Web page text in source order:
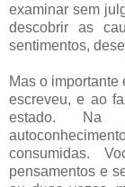
examinar sem
descobrir as
sentimentos,
Mas o
escreveu, e ao
estado. Na
consumidas.
pensamentos e